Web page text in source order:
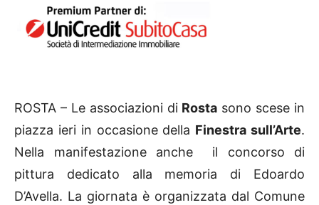
ROSTA – Le associazioni di Rosta sono scese in
piazza ieri in occasione della Finestra sull’Arte.
Nella manifestazione anche il concorso di
pittura dedicato alla memoria di Edoardo
D’Avella. La giornata è organizzata dal Comune